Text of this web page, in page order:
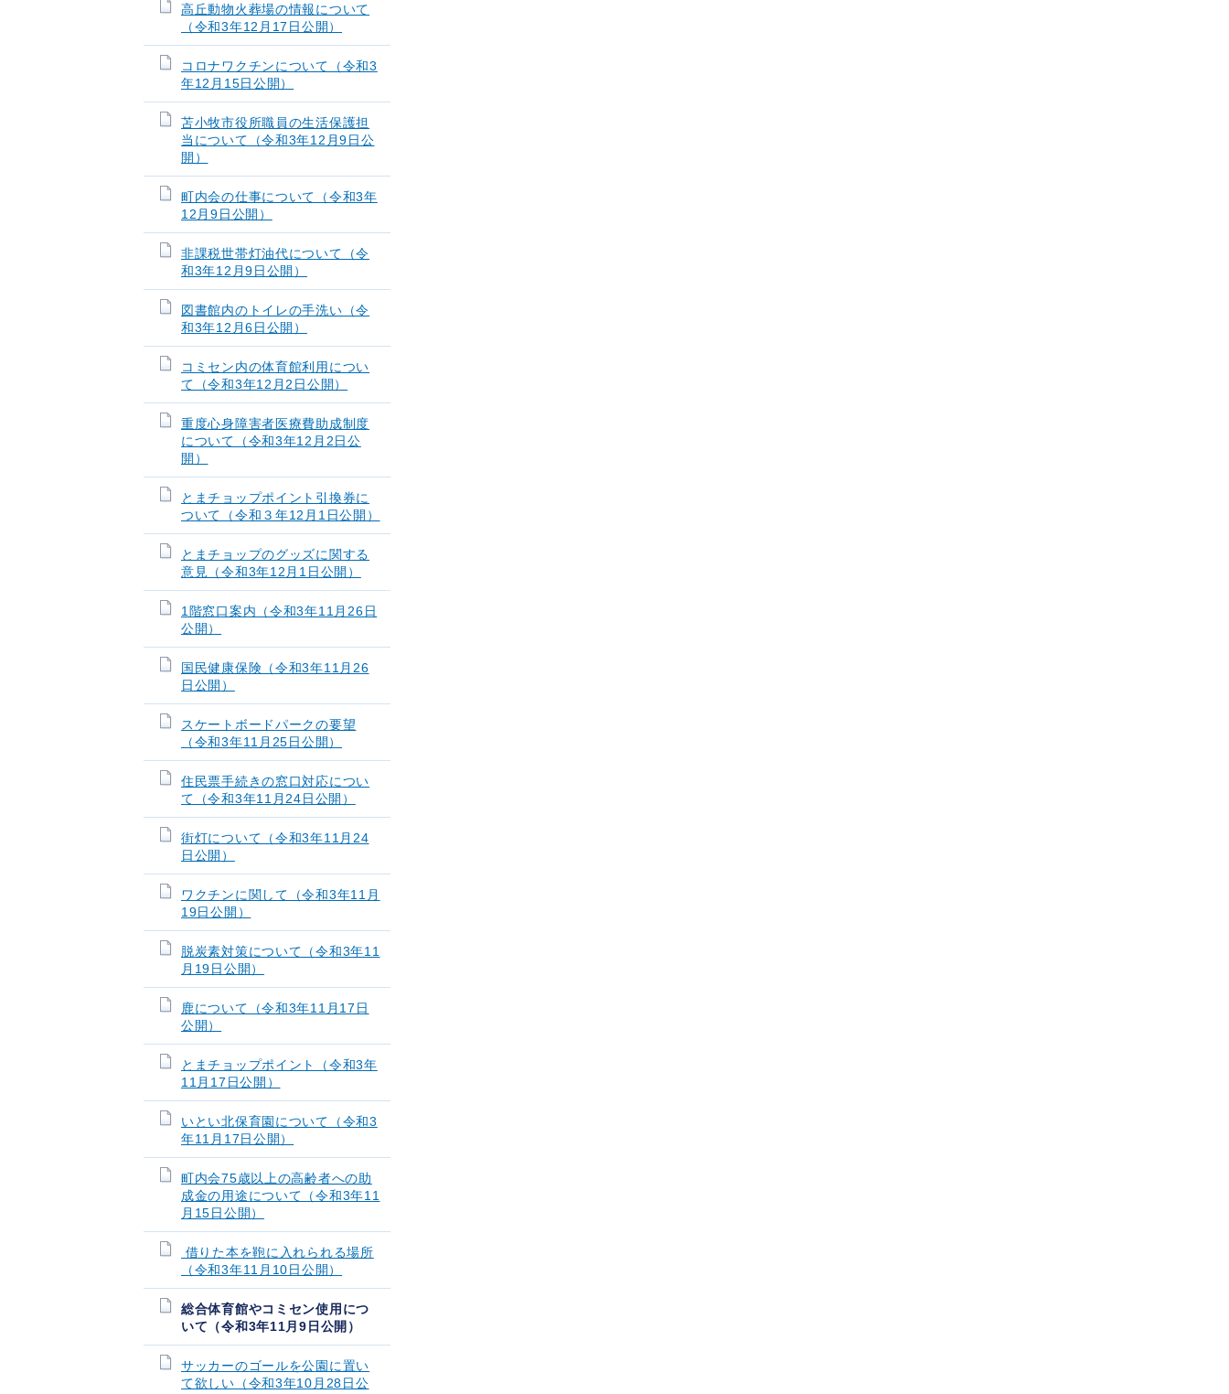
高丘動物火葬場の情報について
（令和3年12月17日公開）
コロナワクチンについて（令和3
年12月15日公開）
苫小牧市役所職員の生活保護担
当について（令和3年12月9日公
開）
町内会の仕事について（令和3年
12月9日公開）
非課税世帯灯油代について（令
和3年12月9日公開）
図書館内のトイレの手洗い（令
和3年12月6日公開）
コミセン内の体育館利用につい
て（令和3年12月2日公開）
重度心身障害者医療費助成制度
について（令和3年12月2日公
開）
とまチョップポイント引換券に
ついて（令和３年12月1日公開）
とまチョップのグッズに関する
意見（令和3年12月1日公開）
1階窓口案内（令和3年11月26日
公開）
国民健康保険（令和3年11月26
日公開）
スケートボードパークの要望
（令和3年11月25日公開）
住民票手続きの窓口対応につい
て（令和3年11月24日公開）
街灯について（令和3年11月24
日公開）
ワクチンに関して（令和3年11月
19日公開）
脱炭素対策について（令和3年11
月19日公開）
鹿について（令和3年11月17日
公開）
とまチョップポイント（令和3年
11月17日公開）
いとい北保育園について（令和3
年11月17日公開）
町内会75歳以上の高齢者への助
成金の用途について（令和3年11
月15日公開）
借りた本を鞄に入れられる場所
（令和3年11月10日公開）
総合体育館やコミセン使用につ
いて（令和3年11月9日公開）
サッカーのゴールを公園に置い
て欲しい（令和3年10月28日公